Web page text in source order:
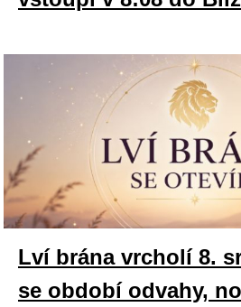
Lví brána vrcholí 8.
se období odvahy,